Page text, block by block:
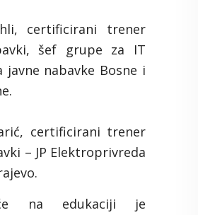
certificirani trener
šef grupe za IT
javne nabavke Bosne i
certificirani trener
– JP Elektroprivreda
na edukaciji je